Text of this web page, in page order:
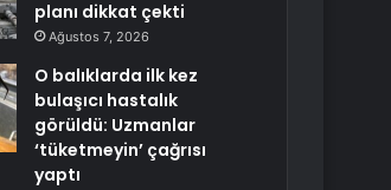
planı dikkat çekti
Ağustos 7, 2026
O balıklarda ilk kez
bulaşıcı hastalık
görüldü: Uzmanlar
‘tüketmeyin’ çağrısı
yaptı